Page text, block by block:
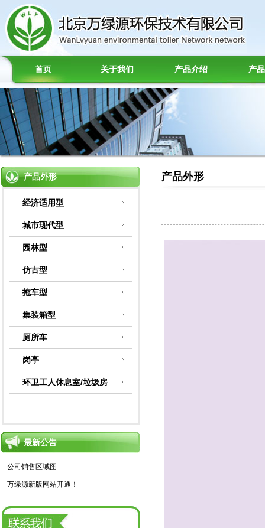
首页 关于我们 产品介绍 产
产品外形
经济适用型
城市现代型
园林型
仿古型
拖车型
集装箱型
厕所车
岗亭
环卫工人休息室/垃圾房
最新公告
公司销售区域图
万绿源新版网站开通！
产品外形